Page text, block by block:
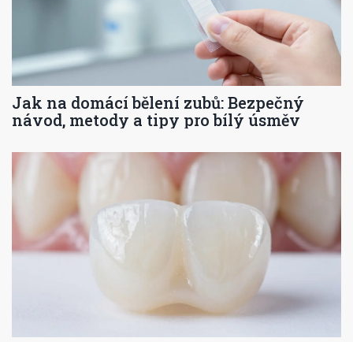
Jak na domácí bělení zubů: Bezpečný
návod, metody a tipy pro bílý úsměv